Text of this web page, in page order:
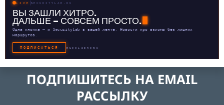
LIVE SECURITYLAB.RU
ВЫ ЗАШЛИ ХИТРО.
ДАЛЬШЕ — СОВСЕМ ПРОСТО.
Одна кнопка — и SecurityLab в вашей ленте. Новости про взломы без лишних
маршрутов.
ПОДПИСАТЬСЯ @SecLabnews
ПОДПИШИТЕСЬ НА EMAIL
РАССЫЛКУ